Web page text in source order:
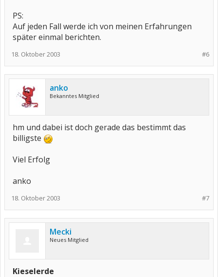
PS:
Auf jeden Fall werde ich von meinen Erfahrungen
später einmal berichten.
#6
18. Oktober 2003
anko
Bekanntes Mitglied
hm und dabei ist doch gerade das bestimmt das
billigste
Viel Erfolg
anko
#7
18. Oktober 2003
Mecki
Neues Mitglied
Kieselerde